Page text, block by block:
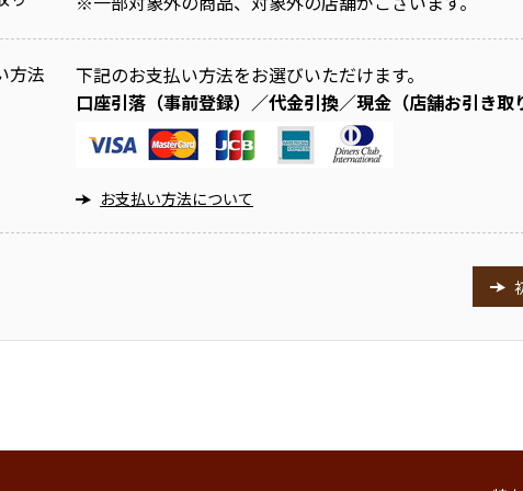
方法
下記のお支払い方法をお選びいただけます。
口座引落（事前登録）／代金引換／現金（店舗お引き
お支払い方法について